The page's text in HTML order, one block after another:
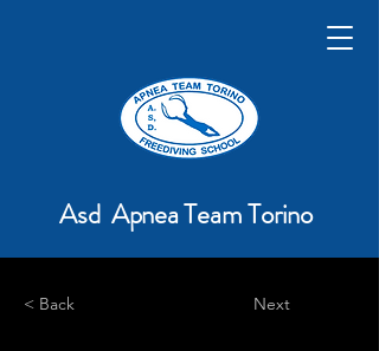
Asd Apnea Team Torino
< Back Next